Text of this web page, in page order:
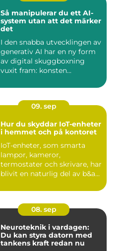
Så manipulerar du ett AI-
system utan att det märker
det
I den snabba utvecklingen av
generativ AI har en ny form
av digital skuggboxning
vuxit fram: konsten...
09. sep
Hur du skyddar IoT-enheter
i hemmet och på kontoret
IoT-enheter, som smarta
lampor, kameror,
termostater och skrivare, har
blivit en naturlig del av b&a...
08. sep
Neuroteknik i vardagen:
Du kan styra datorn med
tankens kraft redan nu